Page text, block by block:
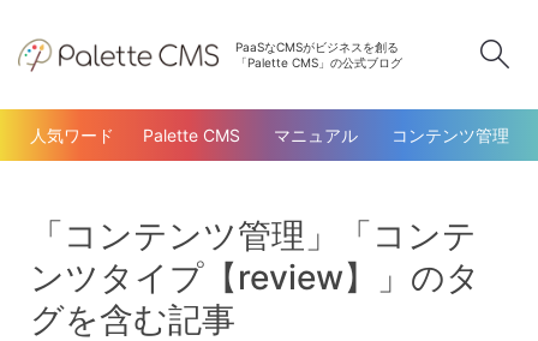
PaaSなCMSがビジネスを創る
「Palette CMS」の公式ブログ
人気ワード Palette CMS マニュアル コンテンツ管理
「コンテンツ管理」「コンテ
ンツタイプ【review】」のタ
グを含む記事